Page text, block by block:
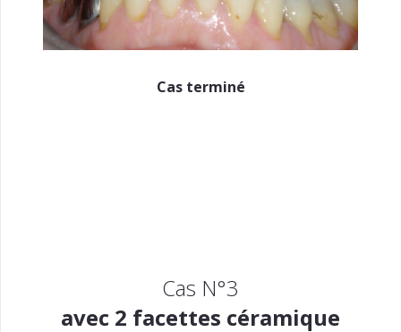
Cas terminé
Cas N°3
avec 2 facettes céramique